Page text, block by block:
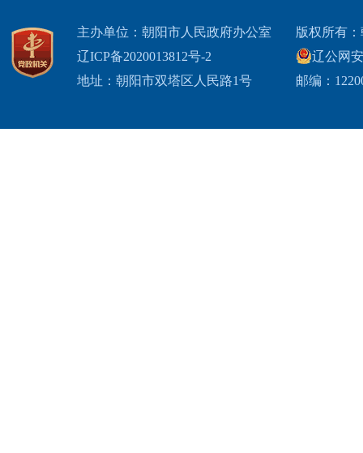
主办单位：朝阳市人民政府办公室
辽ICP备2020013812号-2
地址：朝阳市双塔区人民路1号
版权所有
辽公网
邮编：